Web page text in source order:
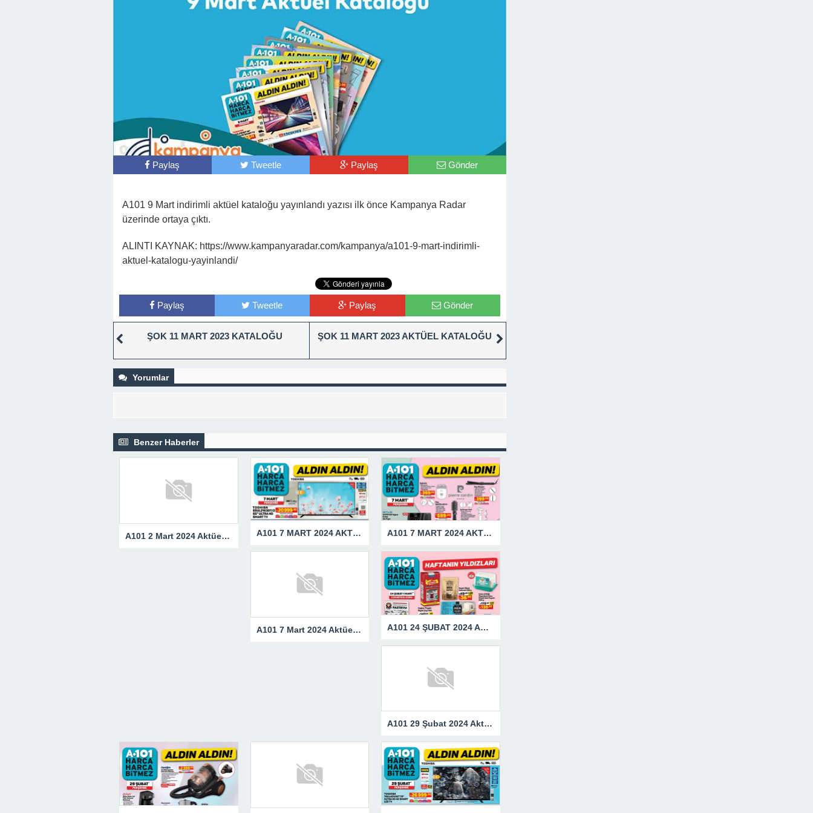
Paylaş Tweetle Paylaş Gönder
A101 9 Mart indirimli aktüel kataloğu yayınlandı yazısı ilk önce Kampanya Radar
üzerinde ortaya çıktı.
ALINTI KAYNAK: https://www.kampanyaradar.com/kampanya/a101-9-mart-indirimli-
aktuel-katalogu-yayinlandi/
Paylaş Tweetle Paylaş Gönder
ŞOK 11 MART 2023 KATALOĞU ŞOK 11 MART 2023 AKTÜEL KATALOĞU
Yorumlar
Benzer Haberler
A101 2 Mart 2024 Aktüel Ürünler Kataloğu A101 7 MART 2024 AKTÜEL KATALOĞU A101 7 MART 2024 AKTÜEL ÜRÜNLER KATALOĞU
A101 7 Mart 2024 Aktüel Ürünler Kataloğu A101 24 ŞUBAT 2024 AKTÜEL ÜRÜNLER KATALOĞU
A101 29 Şubat 2024 Aktüel Ürünler Kataloğu